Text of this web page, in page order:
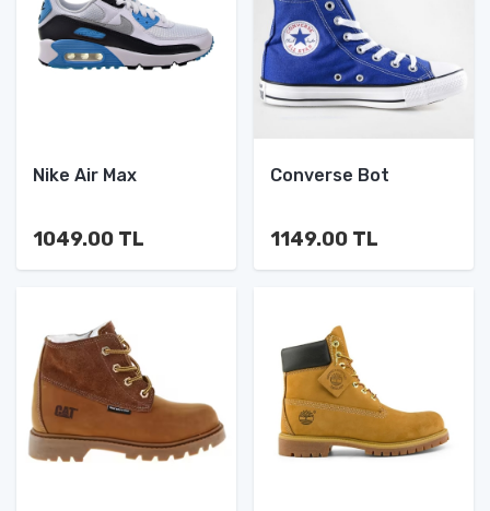
Nike Air Max
1049.00 TL
Converse Bot
1149.00 TL